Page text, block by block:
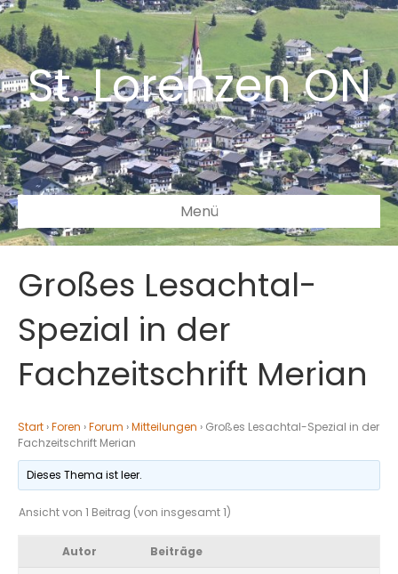
St. Lorenzen ON
Menü
Großes Lesachtal-
Spezial in der
Fachzeitschrift Merian
Start ›Foren ›Forum ›Mitteilungen › Großes Lesachtal-Spezial in der
Fachzeitschrift Merian
Dieses Thema ist leer.
Ansicht von 1 Beitrag (von insgesamt 1)
Autor Beiträge